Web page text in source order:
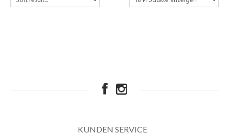
KUNDEN SERVICE